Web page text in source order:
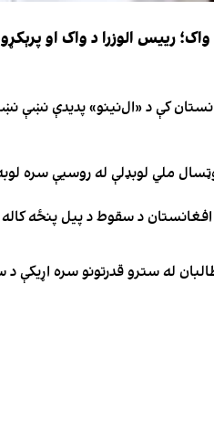
رییس الوزرا د واک او
کې د «ال‌نینو» پدیدې نښې
ملي لوبډلې له روسیې سره لوبه ۳-۳ مساوي
له سترو قدرتونو سره اړیکې د